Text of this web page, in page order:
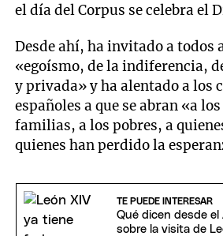
el día del Corpus se celebra el
Desde ahí, ha invitado a todos
«egoísmo, de la indiferencia,
y privada» y ha alentado a los
españoles a que se abran «a
familias, a los pobres, a
quienes han perdido la
TE PUEDE INTERESAR
Qué dicen desde
sobre la visita de